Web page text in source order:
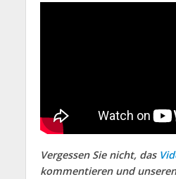
Vergessen Sie nicht, das
kommentieren und